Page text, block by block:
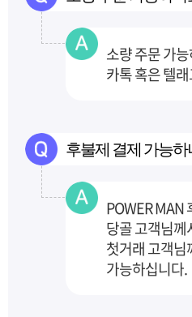
소량 주문 가
카톡 혹은 텔
후불제 결제 가능하
POWER MAN
당골 고객님
첫거래 고객
가능하십니다.